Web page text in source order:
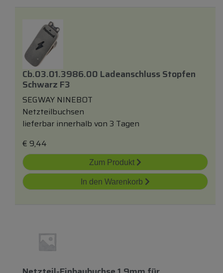
Cb.03.01.3986.00 Ladeanschluss Stopfen
Schwarz F3
SEGWAY NINEBOT
Netzteilbuchsen
lieferbar innerhalb von 3 Tagen
€ 9,44
Zum Produkt
In den Warenkorb